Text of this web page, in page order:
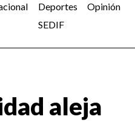
Deportes
Opinión
SEDIF
aleja